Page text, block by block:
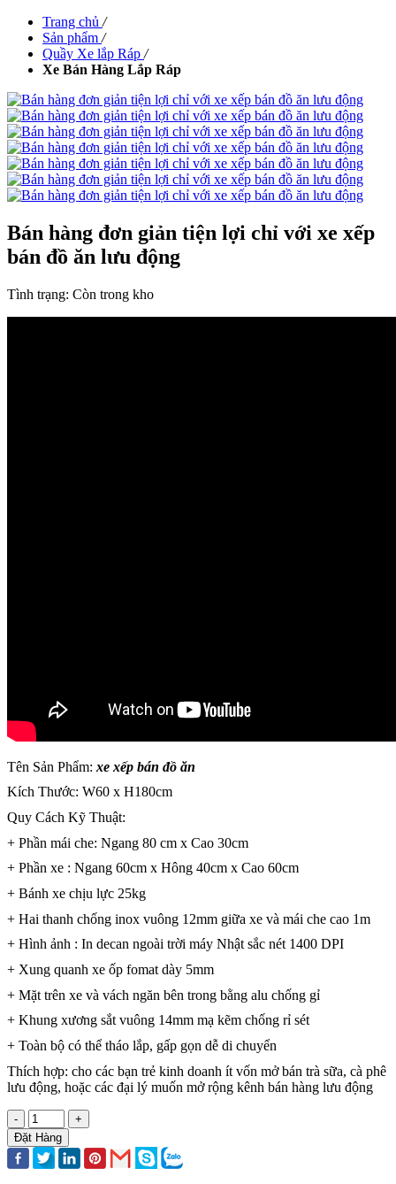
Trang chủ /
Sản phẩm /
Quầy Xe lắp Ráp /
Xe Bán Hàng Lắp Ráp
Bán hàng đơn giản tiện lợi chỉ với xe xếp
bán đồ ăn lưu động
Tình trạng: Còn trong kho
Tên Sản Phẩm: xe xếp bán đồ ăn
Kích Thước: W60 x H180cm
Quy Cách Kỹ Thuật:
+ Phần mái che: Ngang 80 cm x Cao 30cm
+ Phần xe : Ngang 60cm x Hông 40cm x Cao 60cm
+ Bánh xe chịu lực 25kg
+ Hai thanh chống inox vuông 12mm giữa xe và mái che cao 1m
+ Hình ảnh : In decan ngoài trời máy Nhật sắc nét 1400 DPI
+ Xung quanh xe ốp fomat dày 5mm
+ Mặt trên xe và vách ngăn bên trong bằng alu chống gỉ
+ Khung xương sắt vuông 14mm mạ kẽm chống rỉ sét
+ Toàn bộ có thể tháo lắp, gấp gọn dễ di chuyển
Thích hợp: cho các bạn trẻ kinh doanh ít vốn mở bán trà sữa, cà phê
lưu động, hoặc các đại lý muốn mở rộng kênh bán hàng lưu động
-
+
Đặt Hàng